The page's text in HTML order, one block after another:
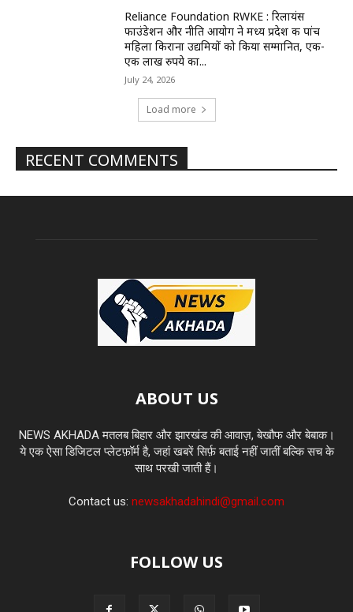
Reliance Foundation RWKE : रिलायंस
फाउंडेशन और नीति आयोग ने मध्य प्रदेश की पांच
महिला किराना उद्यमियों को किया सम्मानित, एक-
एक लाख रुपये का...
July 24, 2026
Load more
RECENT COMMENTS
ABOUT US
NEWS AKHADA मतलब बिहार और झारखंड की आवाज़, बेखौफ और बेबाक।
ये एक ऐसा डिजिटल प्लेटफ़ॉर्म है, जहां खबरें सिर्फ़ बताई नहीं जातीं बल्कि सच के
साथ परखी जाती हैं।
Contact us: newsakhadahindi@gmail.com
FOLLOW US